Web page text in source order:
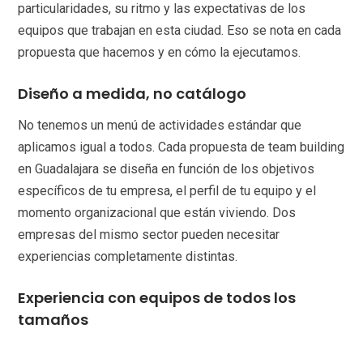
particularidades, su ritmo y las expectativas de los
equipos que trabajan en esta ciudad. Eso se nota en cada
propuesta que hacemos y en cómo la ejecutamos.
Diseño a medida, no catálogo
No tenemos un menú de actividades estándar que
aplicamos igual a todos. Cada propuesta de team building
en Guadalajara se diseña en función de los objetivos
específicos de tu empresa, el perfil de tu equipo y el
momento organizacional que están viviendo. Dos
empresas del mismo sector pueden necesitar
experiencias completamente distintas.
Experiencia con equipos de todos los
tamaños